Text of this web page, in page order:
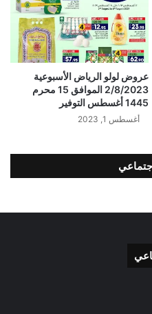
عروض لولو الرياض الأسبوعية
2/8/2023 الموافق 15 محرم
1445 أغسطس التوفير
أغسطس 1, 2023